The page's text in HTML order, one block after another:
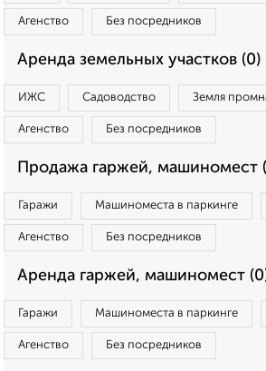
Агенство Без посредников
Аренда земельных участков (0)
ИЖС Садоводство Земля
Агенство Без посредников
Продажа гаржей, машиномест
Гаражи Машиноместа в паркинге
Агенство Без посредников
Аренда гаржей, машиномест
Гаражи Машиноместа в паркинге
Агенство Без посредников